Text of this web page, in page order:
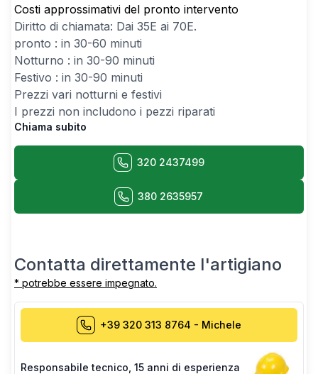
Costi approssimativi del pronto intervento
Diritto di chiamata: Dai 35E ai 70E.
pronto : in 30-60 minuti
Notturno : in 30-90 minuti
Festivo : in 30-90 minuti
Prezzi vari notturni e festivi
I prezzi non includono i pezzi riparati
Chiama subito
320 2437499
380 2635957
Contatta direttamente l'artigiano
* potrebbe essere impegnato.
+39 320 313 8764 - Michele
Responsabile tecnico 15 anni di esperienza